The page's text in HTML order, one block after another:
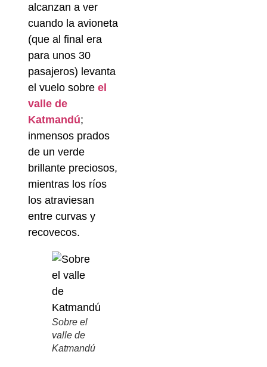
alcanzan a ver
cuando la avioneta
(que al final era
para unos 30
pasajeros) levanta
el vuelo sobreel
valle de
Katmandú;
inmensos prados
de un verde
brillante preciosos,
mientras los ríos
los atraviesan
entre curvas y
recovecos.
Sobre el
valle de
Katmandú